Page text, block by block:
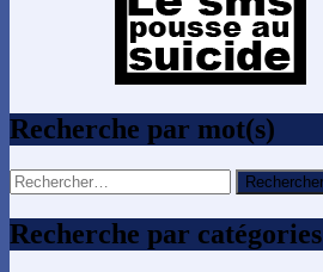
Recherche par mot(s)
Rechercher :
Recherche par catégories